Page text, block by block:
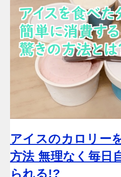
アイスのカロリー
方法 無理なく毎日
られる!?